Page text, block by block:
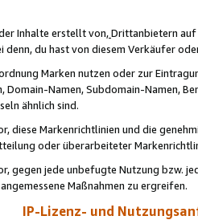
Inhalte erstellt von,Drittanbietern auf
denn, du hast von diesem Verkäufer
Marken nutzen oder zur
Domain-Namen, Subdomain-Namen,
ähnlich sind.
diese Markenrichtlinien und die
oder überarbeiteter
gegen jede unbefugte Nutzung bzw.
Maßnahmen zu ergreifen.
IP-Lizenz- und